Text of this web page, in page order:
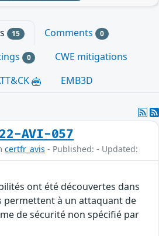
15 Comments 0
0
CWE mitigations
EMB3D
AVI-057
certfr_avis - Published: - Updated:
ont été découvertes dans
permettent à un attaquant de
de sécurité non spécifié par